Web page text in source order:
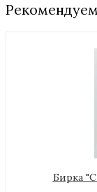
Бирка